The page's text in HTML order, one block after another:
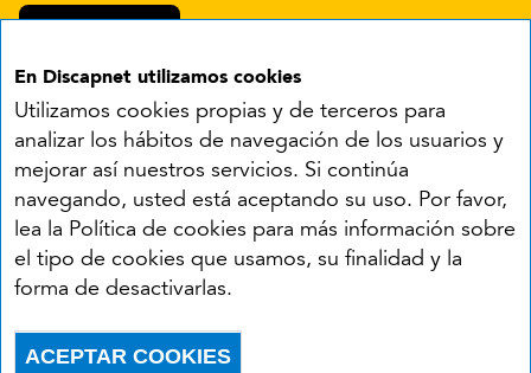
En Discapnet utilizamos cookies
Utilizamos cookies propias y de terceros para
analizar los hábitos de navegación de los usuarios y
mejorar así nuestros servicios. Si continúa
navegando, usted está aceptando su uso. Por favor,
lea la Política de cookies para más información sobre
el tipo de cookies que usamos, su finalidad y la
forma de desactivarlas.
ACEPTAR COOKIES
Síguenos en:
YouTube
Menú del pie
AccesibilidadAviso legal
Política de privacidad